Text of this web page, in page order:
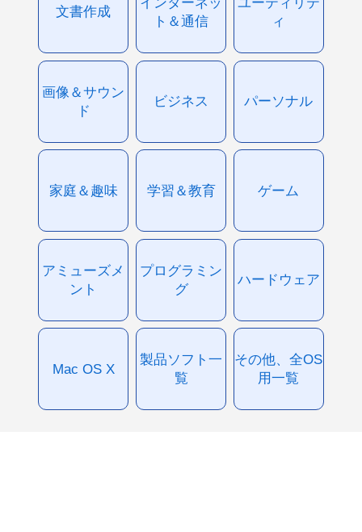
文書作成
ト＆通信
ィ
画像＆サウン
ド
ビジネス パーソナル
家庭＆趣味 学習＆教育 ゲーム
アミューズメ
ント
プログラミン
グ
ハードウェア
Mac OS X
製品ソフト一
覧
その他、全OS
用一覧